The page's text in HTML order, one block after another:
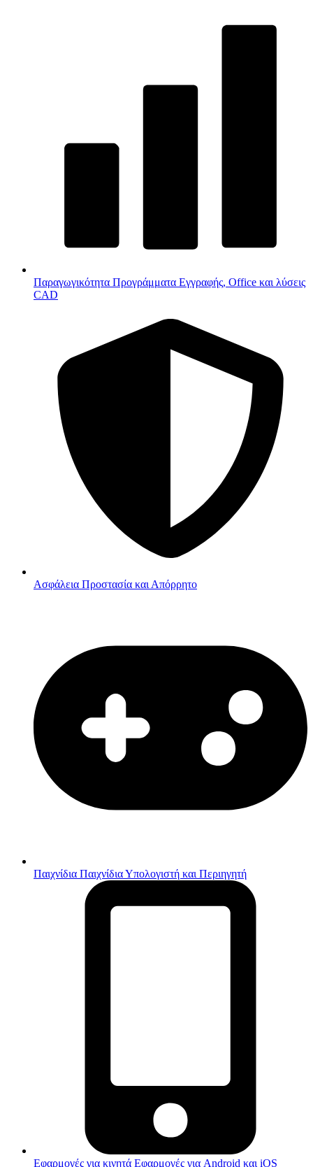
Παραγωγικότητα Προγράμματα Εγγραφής, Office και λύσεις
CAD
Ασφάλεια Προστασία και Απόρρητο
Παιχνίδια Παιχνίδια Υπολογιστή και Περιηγητή
Εφαρμογές για κινητά Εφαρμογές για Android και iOS